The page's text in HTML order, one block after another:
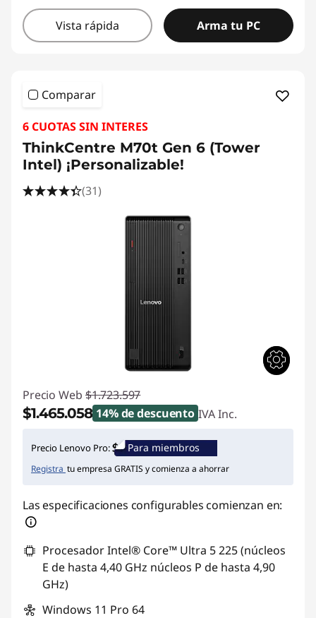
Vista rápida Arma tu PC
Comparar
6 CUOTAS SIN INTERES
ThinkCentre M70t Gen 6 (Tower
Intel) ¡Personalizable!
(31)
Precio Web $1.723.597
$1.465.058 14% de descuento IVA Inc.
Ahorros instantáneos :-$258.539
Precio Lenovo Pro: Para miembros
Registra tu empresa GRATIS y comienza a ahorrar
Las especificaciones configurables comienzan en:
Procesador Intel® Core™ Ultra 5 225 (núcleos
E de hasta 4,40 GHz núcleos P de hasta 4,90
GHz)
Windows 11 Pro 64